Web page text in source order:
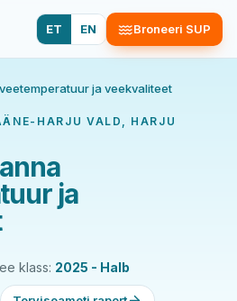
ET EN Broneeri SUP
ja veekvaliteet
HARJU VALD, HARJU
ja
klass: 2025 - Halb